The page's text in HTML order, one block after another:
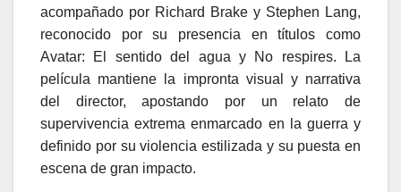
acompañado por Richard Brake y Stephen Lang,
reconocido por su presencia en títulos como
Avatar: El sentido del agua y No respires. La
película mantiene la impronta visual y narrativa
del director, apostando por un relato de
supervivencia extrema enmarcado en la guerra y
definido por su violencia estilizada y su puesta en
escena de gran impacto.